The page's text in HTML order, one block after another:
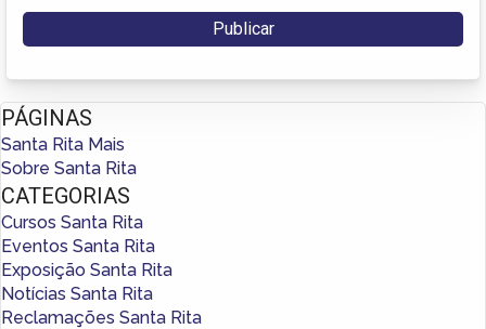
PÁGINAS
Santa Rita Mais
Sobre Santa Rita
CATEGORIAS
Cursos Santa Rita
Eventos Santa Rita
Exposição Santa Rita
Notícias Santa Rita
Reclamações Santa Rita